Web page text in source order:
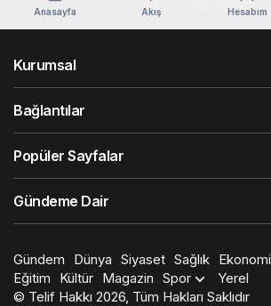
Anasayfa Akış Hesabım
Kurumsal
Bağlantılar
Popüler Sayfalar
Gündeme Dair
Gündem Dünya Siyaset Sağlık Ekonomi
Eğitim
Kültür Magazin Spor
Yerel
© Telif Hakkı 2026, Tüm Hakları Saklıdır